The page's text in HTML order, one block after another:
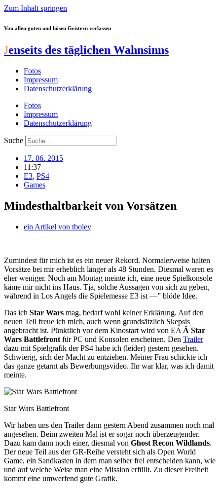
Zum Inhalt springen
Von allen guten und bösen Geistern verlassen
Jenseits des täglichen Wahnsinns
Fotos
Impressum
Datenschutzerklärung
Fotos
Impressum
Datenschutzerklärung
Suche
17. 06. 2015
11:37
E3, PS4
Games
Mindesthaltbarkeit von Vorsätzen
ein Artikel von tboley
Zumindest für mich ist es ein neuer Rekord. Normalerweise halten
Vorsätze bei mir erheblich länger als 48 Stunden. Diesmal waren es
eher weniger. Noch am Montag meinte ich, eine neue Spielkonsole
käme mir nicht ins Haus. Tja, solche Aussagen von sich zu geben,
während in Los Angels die Spielemesse E3 ist —” blöde Idee.
Das ich Star Wars mag, bedarf wohl keiner Erklärung. Auf den
neuen Teil freue ich mich, auch wenn grundsätzlich Skepsis
angebracht ist. Pünktlich vor dem Kinostart wird von EA Â Star
Wars Battlefront für PC und Konsolen erscheinen. Den Trailer
dazu mit Spielgrafik der PS4 habe ich (leider) gestern gesehen.
Schwierig, sich der Macht zu entziehen. Meiner Frau schickte ich
das ganze getarnt als Bewerbungsvideo. Ihr war klar, was ich damit
meinte.
Star Wars Battlefront
Wir haben uns den Trailer dann gestern Abend zusammen noch mal
angesehen. Beim zweiten Mal ist er sogar noch überzeugender.
Dazu kam dann noch einer, diesmal von Ghost Recon Wildlands.
Der neue Teil aus der GR-Reihe versteht sich als Open World
Game, ein Sandkasten in dem man selber frei entscheiden kann, wie
und auf welche Weise man eine Mission erfüllt. Zu dieser Freiheit
kommt eine umwerfend gute Grafik.